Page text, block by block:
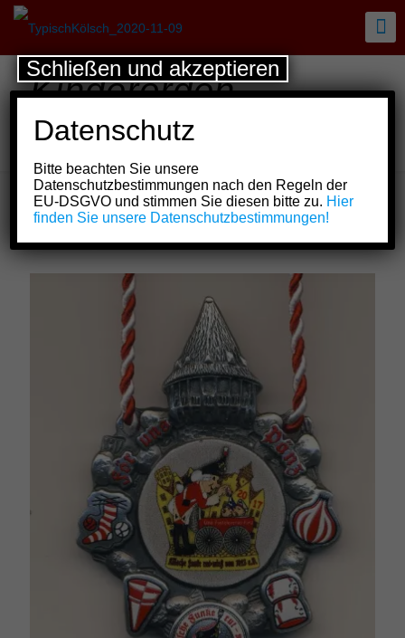
Kinderorden
Kölsche Funken rut-
wieß vun 1823 e.V.
Datenschutz
Bitte beachten Sie unsere
Datenschutzbestimmungen nach den Regeln der
EU-DSGVO und stimmen Sie diesen bitte zu. Hier
finden Sie unsere Datenschutzbestimmungen!
Schließen und akzeptieren